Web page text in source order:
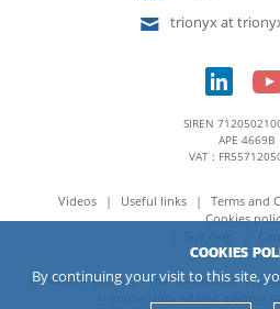
trionyx at
SIREN
APE 4669B
VAT :
Videos Useful links Terms and
Cookies
© TRIONYX sas 2018 - The manufacturer
COOKIES
By continuing your visit to this site,